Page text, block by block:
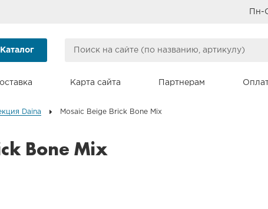
Пн-
Каталог
Карта сайта Партнерам
Daina Mosaic Beige Brick Bone Mix
Bone Mix